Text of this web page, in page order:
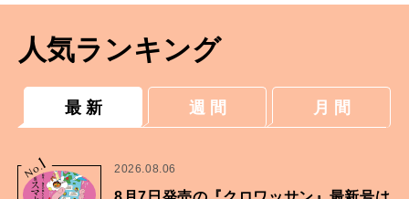
人気ランキング
最 新 週 間 月 間
No.
1 2026.08.06